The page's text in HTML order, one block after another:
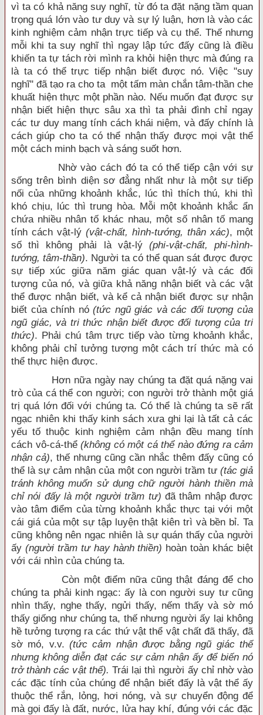
vì ta có khả năng suy nghĩ, từ đó ta đặt nặng tầm quan
trọng quá lớn vào tư duy và sự lý luận, hơn là vào các
kinh nghiệm cảm nhận trực tiếp và cụ thể. Thế nhưng
mỗi khi ta suy nghĩ thì ngay lập tức đấy cũng là điều
khiến ta tự tách rời mình ra khỏi hiện thực mà đúng ra
là ta có thể trực tiếp nhận biết được nó. Việc "suy
nghĩ" đã tạo ra cho ta một tấm màn chắn tâm-thần che
khuất hiện thực một phần nào. Nếu muốn đạt được sự
nhận biết hiện thực sâu xa thì ta phải đình chỉ ngay
các tư duy mang tính cách khái niệm, và đấy chính là
cách giúp cho ta có thể nhận thấy được mọi vật thể
một cách minh bạch và sáng suốt hơn.
Nhờ vào cách đó ta có thể tiếp cận với sự
sống trên bình diện sơ đẳng nhất như là một sự tiếp
nối của những khoảnh khắc, lúc thì thích thú, khi thì
khó chịu, lúc thì trung hòa. Mỗi một khoảnh khắc ẩn
chứa nhiều nhân tố khác nhau, một số nhân tố mang
tính cách vật-lý (vật-chất, hình-tướng, thân xác), một
số thì không phải là vật-lý (phi-vật-chất, phi-hình-
tướng, tâm-thần). Người ta có thể quan sát được được
sự tiếp xúc giữa năm giác quan vật-lý và các đối
tượng của nó, và giữa khả năng nhận biết và các vật
thể được nhận biết, và kể cả nhận biết được sự nhận
biết của chính nó(tức ngũ giác và các đối tượng của
ngũ giác, và tri thức nhận biết được đối tượng của tri
thức). Phải chú tâm trực tiếp vào từng khoảnh khắc,
không phải chỉ tưởng tượng một cách trí thức mà có
thể thực hiện được.
Hơn nữa ngày nay chúng ta đặt quá nặng vai
trò của cá thể con người; con người trở thành một giá
trị quá lớn đối với chúng ta. Có thể là chúng ta sẽ rất
ngạc nhiên khi thấy kinh sách xưa ghi lại là tất cả các
yếu tố thuộc kinh nghiệm cảm nhận đều mang tính
cách vô-cá-thể (không có một cá thể nào đứng ra cảm
nhận cả), thế nhưng cũng cần nhắc thêm đấy cũng có
thể là sự cảm nhận của một con người trầm tư (tác giả
tránh không muốn sử dụng chữ người hành thiền mà
chỉ nói đấy là một người trầm tư) đã thâm nhập được
vào tâm điểm của từng khoảnh khắc thực tại với một
cái giá của một sự tập luyện thật kiên trì và bền bỉ. Ta
cũng không nên ngạc nhiên là sự quán thấy của người
ấy (người trầm tư hay hành thiền) hoàn toàn khác biệt
với cái nhìn của chúng ta.
Còn một điểm nữa cũng thật đáng để cho
chúng ta phải kinh ngạc: ấy là con người suy tư cũng
nhìn thấy, nghe thấy, ngửi thấy, nếm thấy và sờ mó
thấy giống như chúng ta, thế nhưng người ấy lại không
hề tưởng tượng ra các thứ vật thể vật chất đã thấy, đã
sờ mó, v.v. (tức cảm nhận được bằng ngũ giác thế
nhưng không diễn đạt các sự cảm nhận ấy để biến nó
trở thành các vật thể). Trái lại thì người ấy chỉ nhờ vào
các đặc tính của chúng để nhận biết đấy là vật thể ấy
thuộc thể rắn, lỏng, hơi nóng, và sự chuyển động để
mà gọi đấy là đất, nước, lửa hay khí, đúng với các đặc